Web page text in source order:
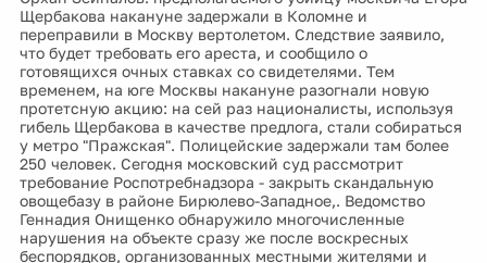
Щербакова накануне задержали в Коломне и
переправили в Москву вертолетом. Следствие заявило,
что будет требовать его ареста, и сообщило о
готовящихся очных ставках со свидетелями. Тем
временем, на юге Москвы накануне разогнали новую
протетсную акцию: на сей раз националисты, используя
гибель Щербакова в качестве предлога, стали собираться
у метро "Пражская". Полицейские задержали там более
250 человек. Сегодня московский суд рассмотрит
требование Роспотребнадзора - закрыть скандальную
овощебазу в районе Бирюлево-Западное,. Ведомство
Геннадия Онищенко обнаружило многочисленные
нарушения на объекте сразу же после воскресных
беспорядков, организованных местными жителями и